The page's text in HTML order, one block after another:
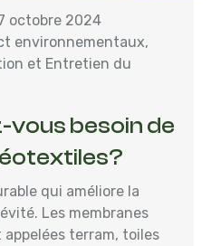
octobre 2024
environnementaux,
et Entretien du
vous besoin de
qui améliore la
Les membranes
terram, toiles